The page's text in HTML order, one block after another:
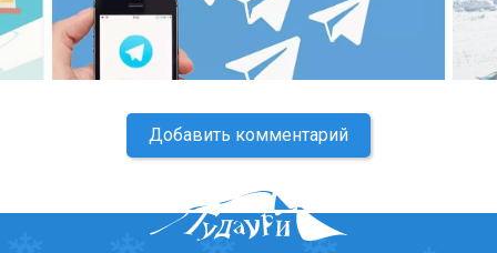
Добавить комментарий
% Горячие предложения
Долгосрочная аренда
Казбеги
Другое
Визы и Документы